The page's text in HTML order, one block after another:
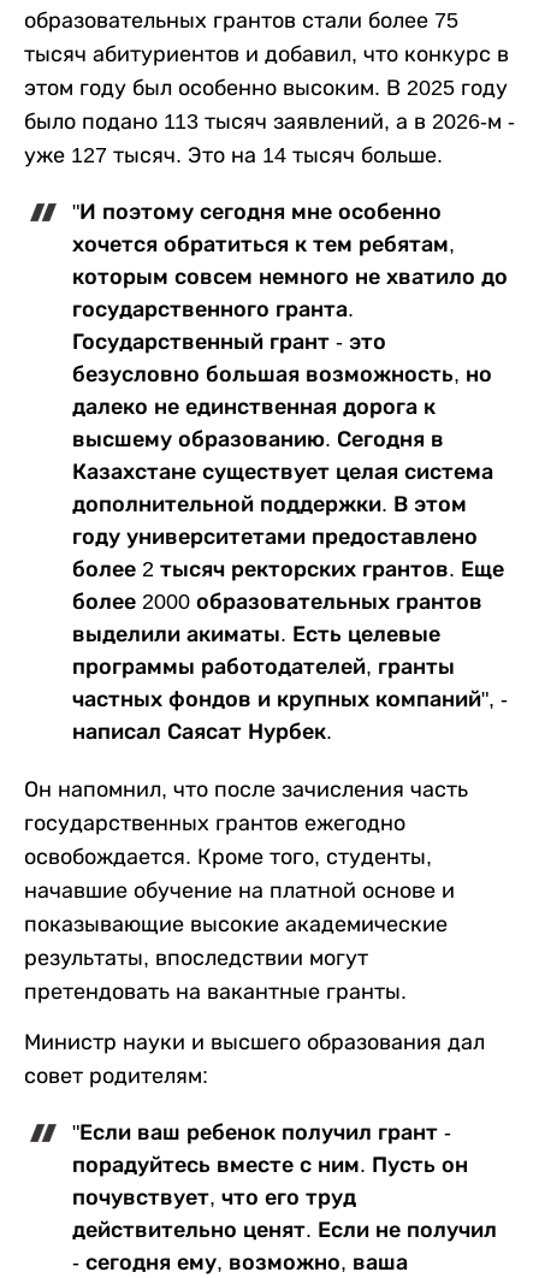
образовательных грантов стали более 75
тысяч абитуриентов и добавил, что конкурс в
этом году был особенно высоким. В 2025 году
было подано 113 тысяч заявлений, а в 2026-м -
уже 127 тысяч. Это на 14 тысяч больше.
"И поэтому сегодня мне особенно
хочется обратиться к тем ребятам,
которым совсем немного не хватило до
государственного гранта.
Государственный грант - это
безусловно большая возможность, но
далеко не единственная дорога к
высшему образованию. Сегодня в
Казахстане существует целая система
дополнительной поддержки. В этом
году университетами предоставлено
более 2 тысяч ректорских грантов. Еще
более 2000 образовательных грантов
выделили акиматы. Есть целевые
программы работодателей, гранты
частных фондов и крупных компаний", -
написал Саясат Нурбек.
Он напомнил, что после зачисления часть
государственных грантов ежегодно
освобождается. Кроме того, студенты,
начавшие обучение на платной основе и
показывающие высокие академические
результаты, впоследствии могут
претендовать на вакантные гранты.
Министр науки и высшего образования дал
совет родителям:
"Если ваш ребенок получил грант -
порадуйтесь вместе с ним. Пусть он
почувствует, что его труд
действительно ценят. Если не получил
- сегодня ему, возможно, ваша